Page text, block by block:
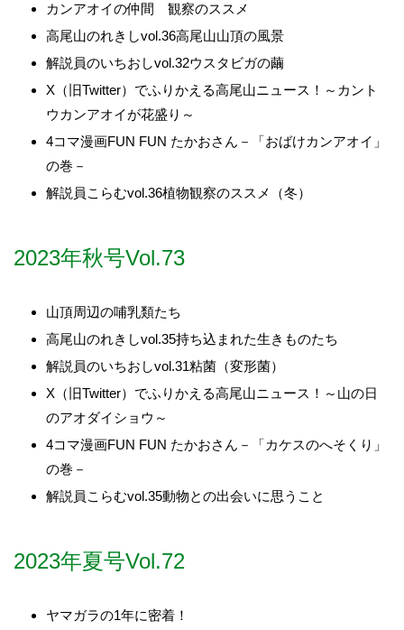
カンアオイの仲間 観察のススメ
高尾山のれきしvol.36高尾山山頂の風景
解説員のいちおしvol.32ウスタビガの繭
X（旧Twitter）でふりかえる高尾山ニュース！～カント
ウカンアオイが花盛り～
4コマ漫画FUN FUN たかおさん－「おばけカンアオイ」
の巻－
解説員こらむvol.36植物観察のススメ（冬）
2023年秋号Vol.73
山頂周辺の哺乳類たち
高尾山のれきしvol.35持ち込まれた生きものたち
解説員のいちおしvol.31粘菌（変形菌）
X（旧Twitter）でふりかえる高尾山ニュース！～山の日
のアオダイショウ～
4コマ漫画FUN FUN たかおさん－「カケスのへそくり」
の巻－
解説員こらむvol.35動物との出会いに思うこと
2023年夏号Vol.72
ヤマガラの1年に密着！